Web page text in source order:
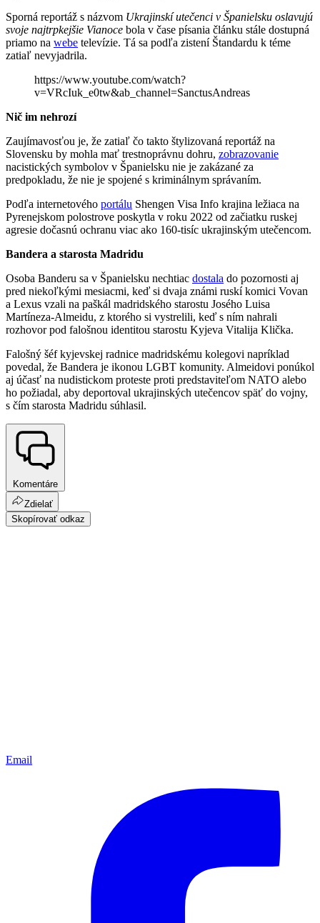
Sporná reportáž s názvom Ukrajinskí utečenci v Španielsku oslavujú
svoje najtrpkejšie Vianoce bola v čase písania článku stále dostupná
priamo na webe televízie. Tá sa podľa zistení Štandardu k téme
zatiaľ nevyjadrila.
https://www.youtube.com/watch?
v=VRcIuk_e0tw&ab_channel=SanctusAndreas
Nič im nehrozí
Zaujímavosťou je, že zatiaľ čo takto štylizovaná reportáž na
Slovensku by mohla mať trestnoprávnu dohru, zobrazovanie
nacistických symbolov v Španielsku nie je zakázané za
predpokladu, že nie je spojené s kriminálnym správaním.
Podľa internetového portálu Shengen Visa Info krajina ležiaca na
Pyrenejskom polostrove poskytla v roku 2022 od začiatku ruskej
agresie dočasnú ochranu viac ako 160-tisíc ukrajinským utečencom.
Bandera a starosta Madridu
Osoba Banderu sa v Španielsku nechtiac dostala do pozornosti aj
pred niekoľkými mesiacmi, keď si dvaja známi ruskí komici Vovan
a Lexus vzali na paškál madridského starostu Josého Luisa
Martíneza-Almeidu, z ktorého si vystrelili, keď s ním nahrali
rozhovor pod falošnou identitou starostu Kyjeva Vitalija Klička.
Falošný šéf kyjevskej radnice madridskému kolegovi napríklad
povedal, že Bandera je ikonou LGBT komunity. Almeidovi ponúkol
aj účasť na nudistickom proteste proti predstaviteľom NATO alebo
ho požiadal, aby deportoval ukrajinských utečencov späť do vojny,
s čím starosta Madridu súhlasil.
Komentáre
Zdielať
Skopírovať odkaz
Email